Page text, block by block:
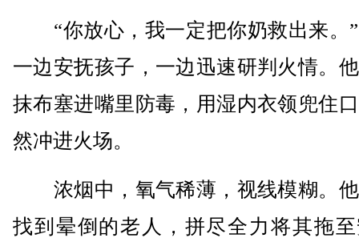
“你放心，我一定把你奶救出来。
一边安抚孩子，一边迅速研判火情。
抹布塞进嘴里防毒，用湿内衣领兜住
然冲进火场。
浓烟中，氧气稀薄，视线模糊。
找到晕倒的老人，拼尽全力将其拖